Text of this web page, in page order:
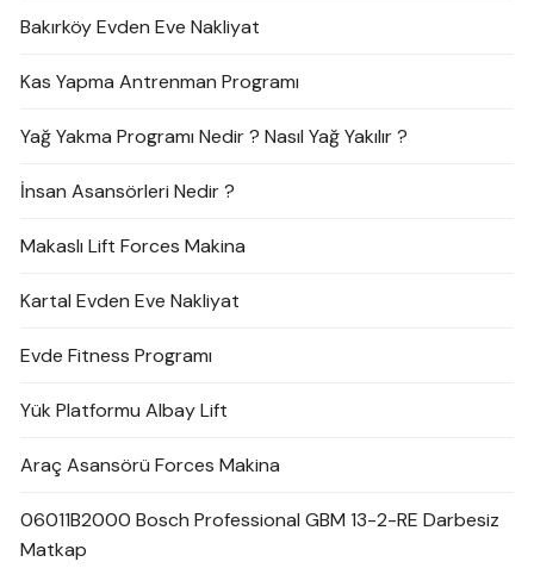
Bakırköy Evden Eve Nakliyat
Kas Yapma Antrenman Programı
Yağ Yakma Programı Nedir ? Nasıl Yağ Yakılır ?
İnsan Asansörleri Nedir ?
Makaslı Lift Forces Makina
Kartal Evden Eve Nakliyat
Evde Fitness Programı
Yük Platformu Albay Lift
Araç Asansörü Forces Makina
06011B2000 Bosch Professional GBM 13-2-RE Darbesiz
Matkap